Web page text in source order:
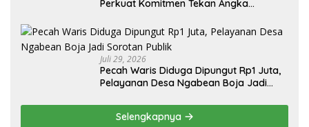
Perkuat Komitmen Tekan Angka
Kedua
Juli 29, 2026
Pecah Waris Diduga Dipungut Rp1 Juta,
Pelayanan Desa Ngabean Boja Jadi
Selengkapnya